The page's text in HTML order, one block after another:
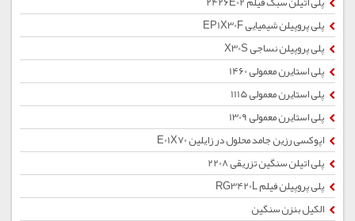
پلی پروپیلن شیمیایی EP1X30F
پلی پروپیلن نساجی X30S
پلی استایرن معمولی 1460
پلی استایرن معمولی 1115
پلی استایرن معمولی 1309
اپوکسی رزین جامد محلول در زایلین E01X70
پلی اتیلن سنگین تزریقی 2208
پلی پروپیلن فیلم RG3420L
الکیل بنزن سنگین